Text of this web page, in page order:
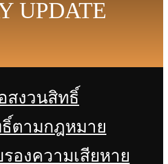
UPDATE
สงวนสิทธิ์
ตามกฎหมาย
องความเสียหาย